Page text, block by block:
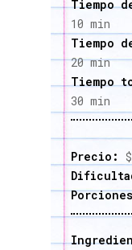
Tiempo
10 min
Tiempo
20 min
Tiempo
30 min
Precio: